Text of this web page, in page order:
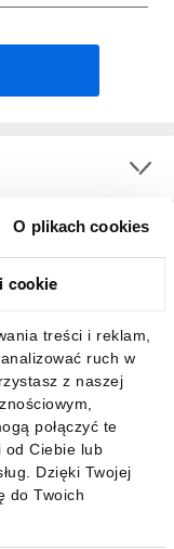
O plikach cookies
cookie
treści i reklam,
ruch w
z naszej
połączyć te
od Ciebie lub
Dzięki Twojej
do Twoich